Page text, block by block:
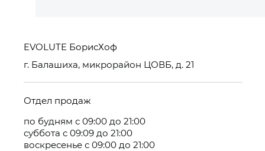
EVOLUTE БорисХоф
г. Балашиха, микрорайон ЦОВБ, д. 21
Отдел продаж
по будням с 09:00 до 21:00
суббота с 09:09 до 21:00
воскресенье с 09:00 до 21:00